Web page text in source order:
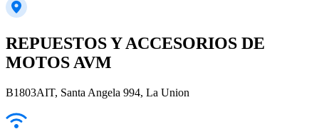
REPUESTOS Y ACCESORIOS DE
MOTOS AVM
B1803AIT, Santa Angela 994, La Union